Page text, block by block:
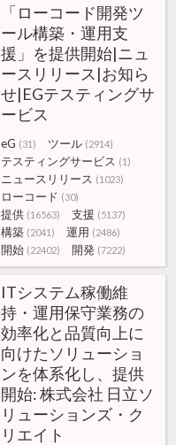
「ローコード開発ツ
ール構築・運用支
援」を提供開始|ニュ
ースリリース|お知ら
せ|EGテスティングサ
ービス
eG (31) ツール (2914)
テスティングサービス (1)
ニュースリリース (1023)
ローコード (30)
提供 (16563) 支援 (5137)
構築 (2041) 運用 (2486)
開始 (22402) 開発 (7222)
ITシステム稼働維
持・運用保守業務の
効率化と品質向上に
向けたソリューショ
ンを体系化し、提供
開始: 株式会社 日立ソ
リューションズ・ク
リエイト